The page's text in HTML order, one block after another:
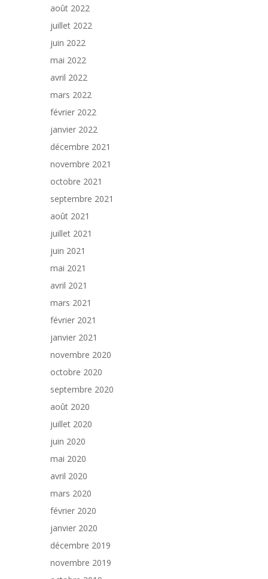
août 2022
juillet 2022
juin 2022
mai 2022
avril 2022
mars 2022
février 2022
janvier 2022
décembre 2021
novembre 2021
octobre 2021
septembre 2021
août 2021
juillet 2021
juin 2021
mai 2021
avril 2021
mars 2021
février 2021
janvier 2021
novembre 2020
octobre 2020
septembre 2020
août 2020
juillet 2020
juin 2020
mai 2020
avril 2020
mars 2020
février 2020
janvier 2020
décembre 2019
novembre 2019